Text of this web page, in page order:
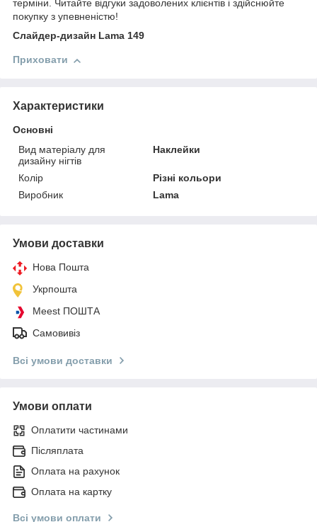
терміни. Читайте відгуки задоволених клієнтів і здійснюйте
покупку з упевненістю!
Слайдер-дизайн Lama 149
Приховати
Характеристики
Основні
Вид матеріалу для
дизайну нігтів
Наклейки
Колір
Різні кольори
Виробник
Lama
Умови доставки
Нова Пошта
Укрпошта
Meest ПОШТА
Самовивіз
Всі умови доставки
Умови оплати
Оплатити частинами
Післяплата
Оплата на рахунок
Оплата на картку
Всі умови оплати